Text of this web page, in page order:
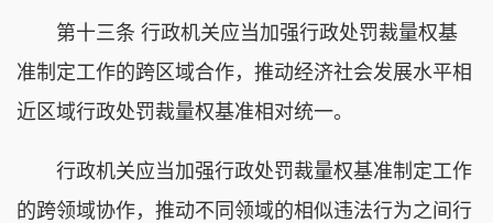
第十三条 行政机关应当加强行政处罚裁量权基
准制定工作的跨区域合作，推动经济社会发展水平相
近区域行政处罚裁量权基准相对统一。
行政机关应当加强行政处罚裁量权基准制定工作
的跨领域协作，推动不同领域的相似违法行为之间行